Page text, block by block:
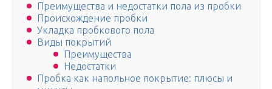
Преимущества и недостатки пола из пробки
Происхождение пробки
Укладка пробкового пола
Виды покрытий
Преимущества
Недостатки
Пробка как напольное покрытие: плюсы и